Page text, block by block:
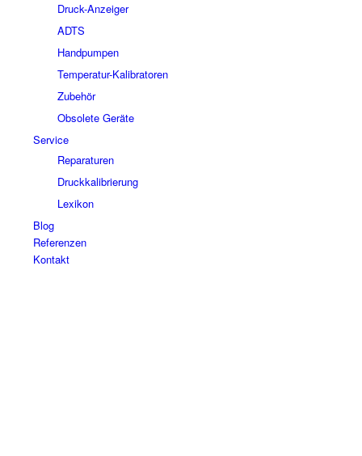
Druck-Anzeiger
ADTS
Handpumpen
Temperatur-Kalibratoren
Zubehör
Obsolete Geräte
Service
Reparaturen
Druckkalibrierung
Lexikon
Blog
Referenzen
Kontakt